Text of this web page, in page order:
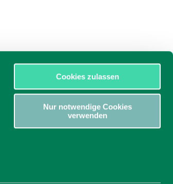
Cookies zulassen
Nur notwendige Cookies
verwenden